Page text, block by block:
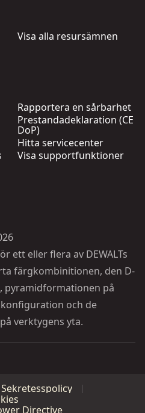
Visa alla resursämnen
Rapportera en sårbarhet
Prestandadeklaration (CE
DoP)
Hitta servicecenter
Visa supportfunktioner
ett eller flera av DEWALTs
färgkombinitionen, den D-
på
och de
verktygens yta.
Sekretesspolicy
Directive